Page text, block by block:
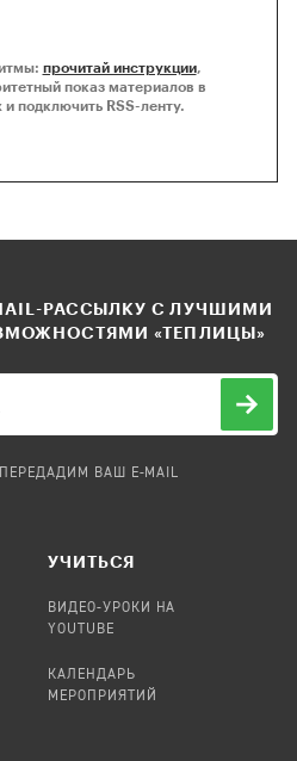
прочитай инструкции,
показ материалов в
и подключить RSS-ленту.
РАССЫЛКУ С ЛУЧШИМИ
«ТЕПЛИЦЫ»
ВАШ E-MAIL
УЧИТЬСЯ
ВИДЕО-УРОКИ НА
YOUTUBE
КАЛЕНДАРЬ
МЕРОПРИЯТИЙ